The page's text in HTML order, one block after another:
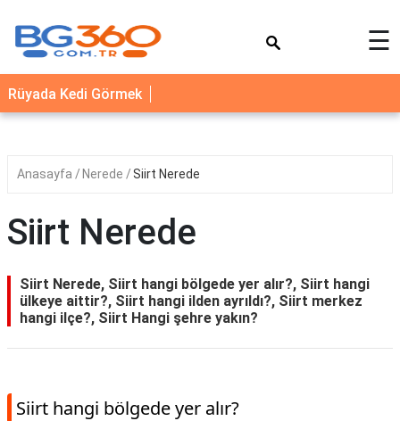
YEMEK
TARİFLERİ
SAĞLIK
☰
Rüyada Kedi Görmek
Anasayfa Nerede Siirt Nerede
Siirt Nerede
Siirt Nerede, Siirt hangi bölgede yer alır?, Siirt hangi
ülkeye aittir?, Siirt hangi ilden ayrıldı?, Siirt merkez
hangi ilçe?, Siirt Hangi şehre yakın?
Siirt hangi bölgede yer alır?